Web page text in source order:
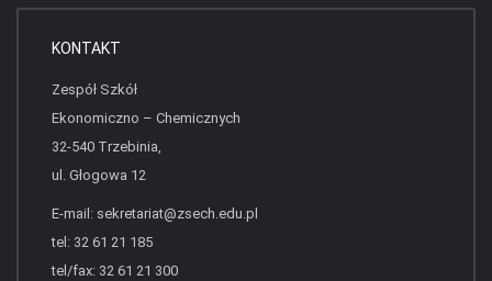
KONTAKT
Zespół Szkół
Ekonomiczno – Chemicznych
32-540 Trzebinia,
ul. Głogowa 12
E-mail: sekretariat@zsech.edu.pl
tel: 32 61 21 185
tel/fax: 32 61 21 300